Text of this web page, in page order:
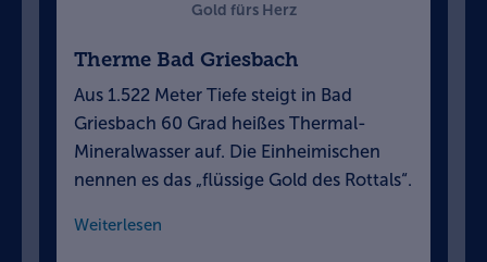
Gold fürs Herz
Therme Bad Griesbach
Aus 1.522 Meter Tiefe steigt in Bad
Griesbach 60 Grad heißes Thermal-
Mineralwasser auf. Die Einheimischen
nennen es das „flüssige Gold des Rottals“.
Weiterlesen